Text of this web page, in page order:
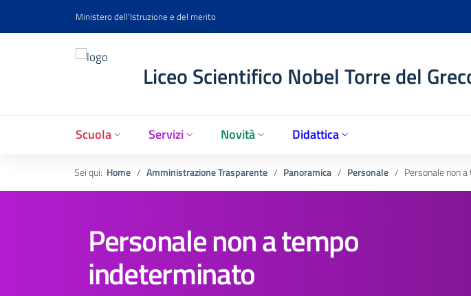
Ministero dell'Istruzione e del merito
Liceo Scientifico Nobel Torre del
Scuola Servizi Novità Didattica
Sei qui: Home Amministrazione Trasparente Panoramica Personale Personale non
Personale non a tempo
indeterminato